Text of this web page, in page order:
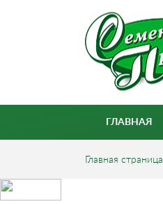
ГЛАВНАЯ
Главная страница